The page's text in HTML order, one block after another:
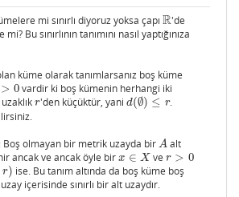
mi sınırlı diyoruz yoksa çapı R
R 'de
Bu sınırlının tanımını nasıl yaptığınıza
olan küme olarak tanımlarsanız boş küme
> 0
0
vardir ki boş kümenin herhangi iki
r
r'den küçüktür, yanid(∅) ≤ r
d(∅)≤r
.
Boş olmayan bir metrik uzayda bir A
A alt
ancak ve ancak öyle bir x ∈ X
x∈X ver > 0
r>0
r) ise. Bu tanım altında da boş küme boş
içerisinde sınırlı bir alt uzaydır.